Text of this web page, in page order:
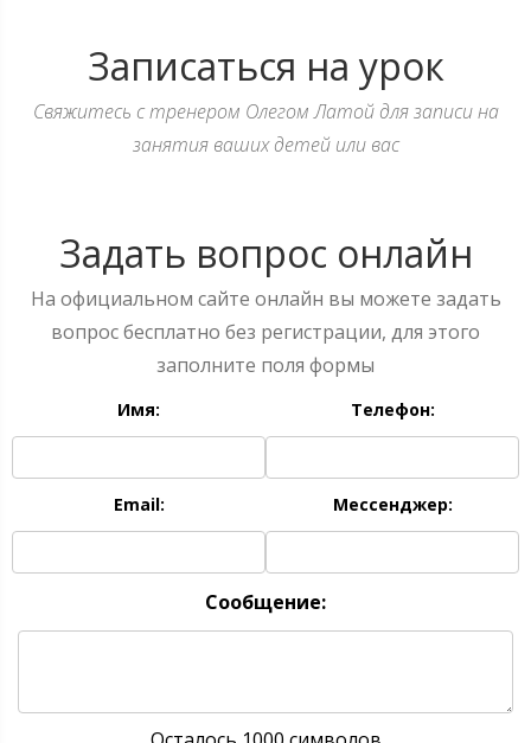
Записаться на урок
Свяжитесь с тренером Олегом Латой для записи на
занятия ваших детей или вас
Задать вопрос онлайн
На официальном сайте онлайн вы можете задать
вопрос бесплатно без регистрации, для этого
заполните поля формы
Имя: Телефон:
Email: Мессенджер:
Сообщение: